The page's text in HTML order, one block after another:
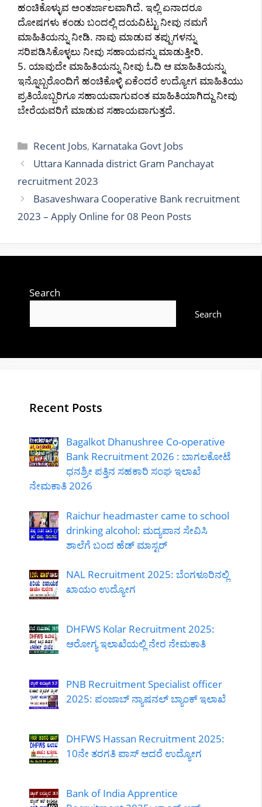
ಹಂಚಿಕೊಳ್ಳುವ ಅಂತರ್ಜಾಲವಾಗಿದೆ. ಇಲ್ಲಿ ಏನಾದರೂ
ದೋಷಗಳು ಕಂಡು ಬಂದಲ್ಲಿ ದಯವಿಟ್ಟು ನೀವು ನಮಗೆ
ಮಾಹಿತಿಯನ್ನು ನೀಡಿ. ನಾವು ಮಾಡುವ ತಪ್ಪುಗಳನ್ನು
ಸರಿಪಡಿಸಿಕೊಳ್ಳಲು ನೀವು ಸಹಾಯವನ್ನು ಮಾಡುತ್ತೀರಿ.
5. ಯಾವುದೇ ಮಾಹಿತಿಯನ್ನು ನೀವು ಓದಿ ಆ ಮಾಹಿತಿಯನ್ನು
ಇನ್ನೊಬ್ಬರೊಂದಿಗೆ ಹಂಚಿಕೊಳ್ಳಿ ಏಕೆಂದರೆ ಉದ್ಯೋಗ ಮಾಹಿತಿಯು
ಪ್ರತಿಯೊಬ್ಬರಿಗೂ ಸಹಾಯವಾಗುವಂತ ಮಾಹಿತಿಯಾಗಿದ್ದು ನೀವು
ಬೇರೆಯವರಿಗೆ ಮಾಡುವ ಸಹಾಯವಾಗುತ್ತದೆ.
Categories
Recent Jobs, Karnataka Govt Jobs
Uttara Kannada district Gram Panchayat
recruitment 2023
Basaveshwara Cooperative Bank recruitment
2023 – Apply Online for 08 Peon Posts
Search
Search
Recent Posts
Bagalkot Dhanushree Co-operative
Bank Recruitment 2026 : ಬಾಗಲಕೋಟೆ
ಧನಶ್ರೀ ಪತ್ತಿನ ಸಹಕಾರಿ ಸಂಘ ಇಲಾಖೆ
ನೇಮಕಾತಿ 2026
Raichur headmaster came to school
drinking alcohol: ಮದ್ಯಪಾನ ಸೇವಿಸಿ
ಶಾಲೆಗೆ ಬಂದ ಹೆಡ್ ಮಾಸ್ಟರ್
NAL Recruitment 2025: ಬೆಂಗಳೂರಿನಲ್ಲಿ
ಖಾಯಂ ಉದ್ಯೋಗ
DHFWS Kolar Recruitment 2025:
ಆರೋಗ್ಯ ಇಲಾಖೆಯಲ್ಲಿ ನೇರ ನೇಮಕಾತಿ
PNB Recruitment Specialist officer
2025: ಪಂಜಾಬ್ ನ್ಯಾಷನಲ್ ಬ್ಯಾಂಕ್ ಇಲಾಖೆ
DHFWS Hassan Recruitment 2025:
10ನೇ ತರಗತಿ ಪಾಸ್ ಆದರೆ ಉದ್ಯೋಗ
Bank of India Apprentice